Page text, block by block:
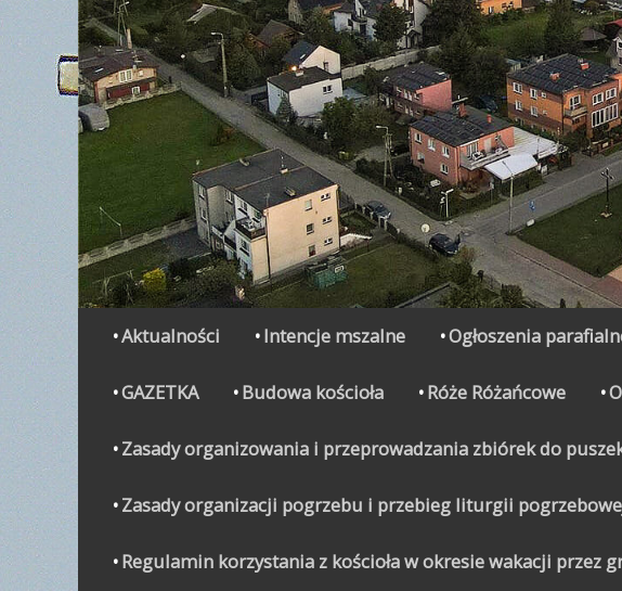
Secondary Menu
Aktualności Intencje mszalne Ogłoszenia
GAZETKA Budowa kościoła Róże Różańcowe
Zasady organizowania i przeprowadzania zbiórek do
Zasady organizacji pogrzebu i przebieg liturgii
Regulamin korzystania z kościoła w okresie wakacji przez